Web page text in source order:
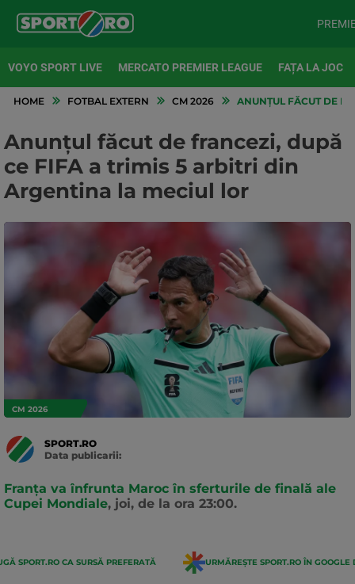
VOYO SPORT LIVE MERCATO PREMIER LEAGUE FAȚA LA JOC
HOME FOTBAL EXTERN CM 2026 ANUNȚUL FĂCUT DE
Anunțul făcut de francezi, după
ce FIFA a trimis 5 arbitri din
Argentina la meciul lor
CM 2026
SPORT.RO
Data publicarii:
Franța va înfrunta Maroc în sferturile de finală ale
Cupei Mondiale, joi, de la ora 23:00.
SPORT.RO CA SURSĂ PREFERATĂ URMĂREȘTE SPORT.RO ÎN GOOGLE